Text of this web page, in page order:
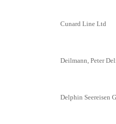
Cunard Line Ltd
Deilmann, Peter
Delphin Seereisen